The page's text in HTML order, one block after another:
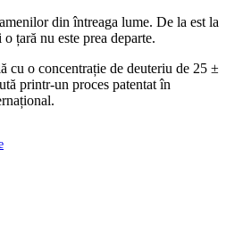
din întreaga lume. De la est la
țară nu este prea departe.
cu o concentrație de deuteriu de 25 ±
printr-un proces patentat în